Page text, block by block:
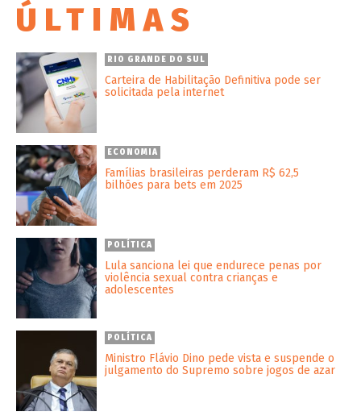
ÚLTIMAS
RIO GRANDE DO SUL
Carteira de Habilitação Definitiva pode ser
solicitada pela internet
ECONOMIA
Famílias brasileiras perderam R$ 62,5
bilhões para bets em 2025
POLÍTICA
Lula sanciona lei que endurece penas por
violência sexual contra crianças e
adolescentes
POLÍTICA
Ministro Flávio Dino pede vista e suspende o
julgamento do Supremo sobre jogos de azar